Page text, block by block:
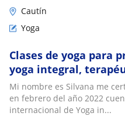
Cautín
Yoga
Clases de yoga para
yoga integral,
mejora tu estado
de lunes a jueves.
Mi nombre es Silvana me
en febrero del año 2022
internacional de Yoga in...